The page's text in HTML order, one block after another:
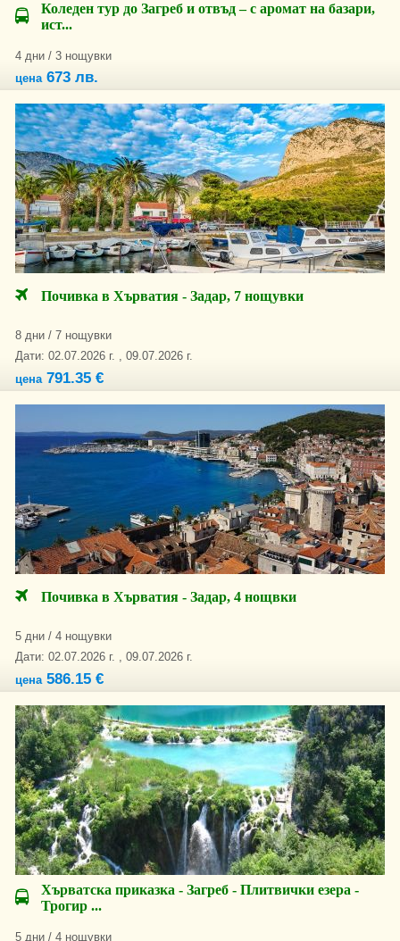
Коледен тур до Загреб и отвъд – с аромат на базари,
ист...
4 дни / 3 нощувки
цена673 лв.
Почивка в Хърватия - Задар, 7 нощувки
8 дни / 7 нощувки
Дати: 02.07.2026 г. , 09.07.2026 г.
цена791.35 €
Почивка в Хърватия - Задар, 4 нощвки
5 дни / 4 нощувки
Дати: 02.07.2026 г. , 09.07.2026 г.
цена586.15 €
Хърватска приказка - Загреб - Плитвички езера -
Трогир ...
5 дни / 4 нощувки